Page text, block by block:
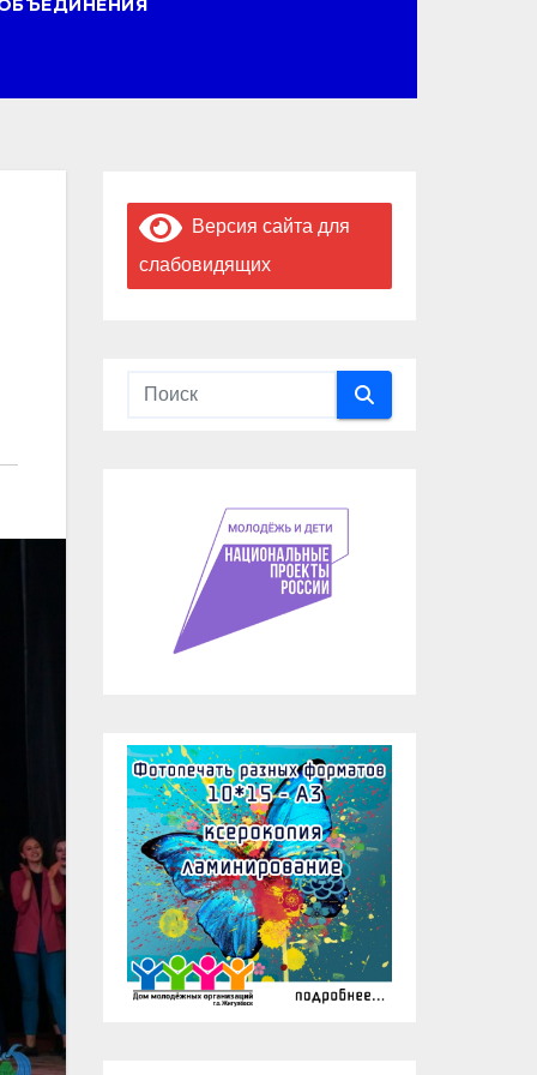
Версия сайта для
слабовидящих